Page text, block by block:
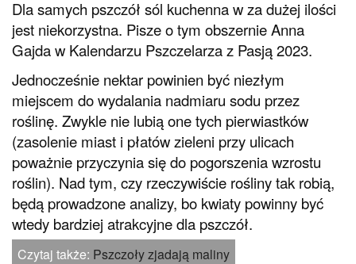
Dla samych pszczół sól kuchenna w za dużej ilości
jest niekorzystna. Pisze o tym obszernie Anna
Gajda w Kalendarzu Pszczelarza z Pasją 2023.
Jednocześnie nektar powinien być niezłym
miejscem do wydalania nadmiaru sodu przez
roślinę. Zwykle nie lubią one tych pierwiastków
(zasolenie miast i płatów zieleni przy ulicach
poważnie przyczynia się do pogorszenia wzrostu
roślin). Nad tym, czy rzeczywiście rośliny tak robią,
będą prowadzone analizy, bo kwiaty powinny być
wtedy bardziej atrakcyjne dla pszczół.
Czytaj także: Pszczoły zjadają maliny